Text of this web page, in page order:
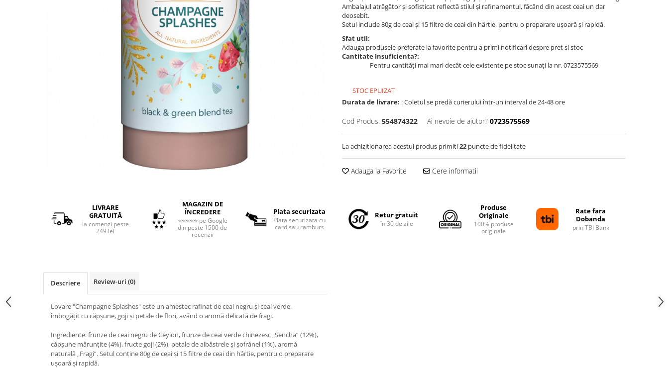
Ambalajul atrăgător și sofisticat reflectă stilul și rafinamentul, făcând din acest ceai un dar
deosebit.
Setul include 80g de ceai și 15 filtre de ceai din hârtie, pentru o preparare ușoară și rapidă.
Sfat util:
Adauga produsele preferate la favorite pentru a primi notificari despre pret si stoc
Cantitate Insuficienta?:
Pentru cantități mai mari decât cele existente pe stoc sunați la nr. 0723575569
STOC EPUIZAT
Durata de livrare: : Coletul se predă curierului într-un interval de 24-48 ore
Cod Produs: 554874322 Ai nevoie de ajutor? 0723575569
La achizitionarea acestui produs primiti22 puncte de fidelitate
Adauga la Favorite Cere informatii
LIVRARE
GRATUITĂ
la comenzi peste
249 lei
MAGAZIN DE
ÎNCREDERE
⭐⭐⭐⭐⭐ pe Google
din peste 1500 de
recenzii
Plata securizata
Plata securizata cu
card sau ramburs
Retur gratuit
în 30 de zile
Produse
Originale
100% produse
originale
Rate fara
Dobanda
prin TBI Bank
Descriere Review-uri (0)
Lovare "Champagne Splashes" este un amestec rafinat de ceai negru și ceai verde,
îmbogățit cu căpșune, goji și petale de flori, având o aromă delicată de fragi.
Ingrediente: frunze de ceai negru de Ceylon, frunze de ceai verde chinezesc „Sencha” (12%),
căpșune mărunțite (4%), fructe goji (2%), petale de albăstrele și șofrănel (1%), aromă
naturală „Fragi”. Setul conține 80g de ceai și 15 filtre de ceai din hârtie, pentru o preparare
ușoară și rapidă.